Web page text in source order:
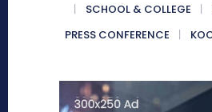
SCHOOL & COLLEGE
PRESS CONFERENCE